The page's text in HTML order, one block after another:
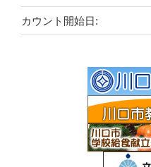
カウント開始日: